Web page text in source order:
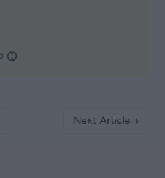
Next Article